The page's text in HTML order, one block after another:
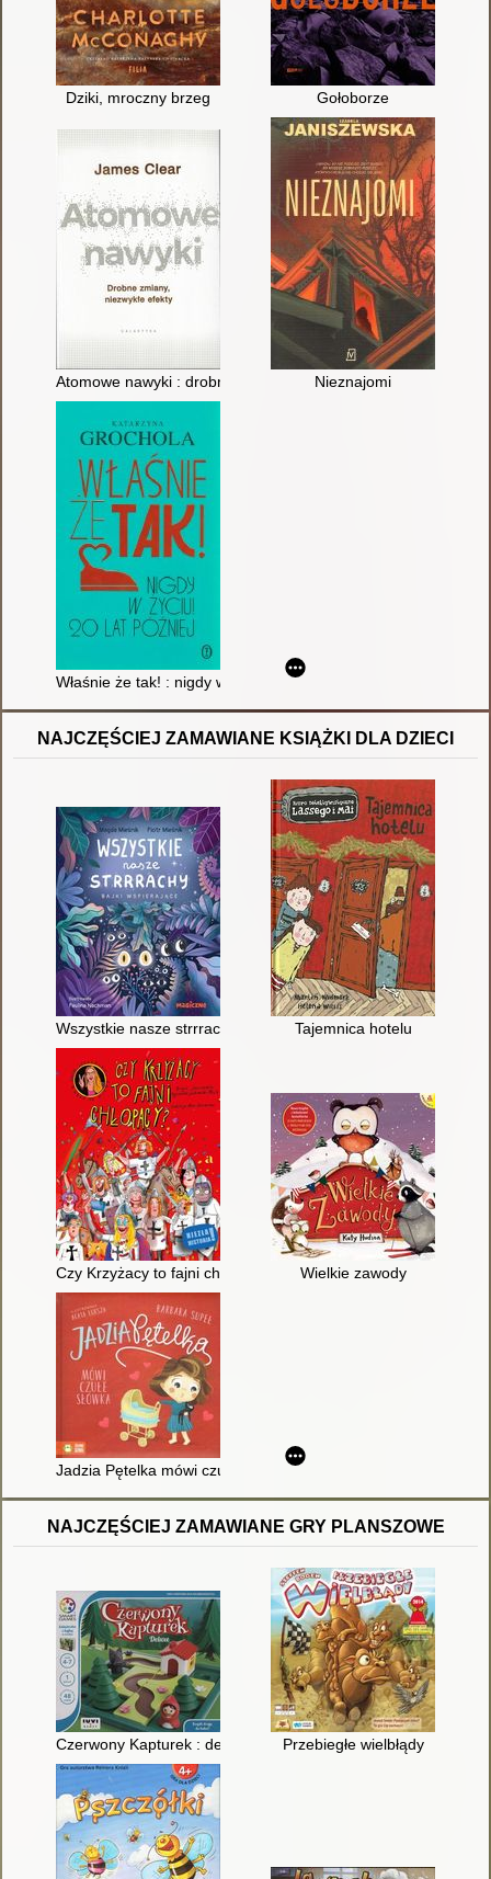
Dziki, mroczny brzeg Gołoborze
Atomowe nawyki : drobne zmiany, niezwykłe efekty
Nieznajomi
Właśnie że tak! : nigdy w życiu! 20 lat później
NAJCZĘŚCIEJ ZAMAWIANE KSIĄŻKI DLA DZIECI
Wszystkie nasze strrrachy : bajki wspierające
Tajemnica hotelu
Czy Krzyżacy to fajni chłopacy? Wielkie zawody
Jadzia Pętelka mówi czułe słówka
NAJCZĘŚCIEJ ZAMAWIANE GRY PLANSZOWE
Czerwony Kapturek : deluxe Przebiegłe wielbłądy